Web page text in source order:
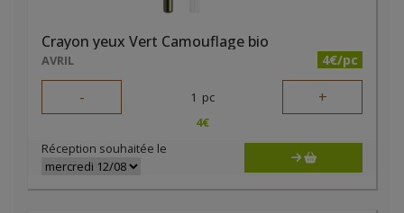
Crayon yeux Vert Camouflage bio
AVRIL 4€/pc
- 1 pc +
4€
Réception souhaitée le